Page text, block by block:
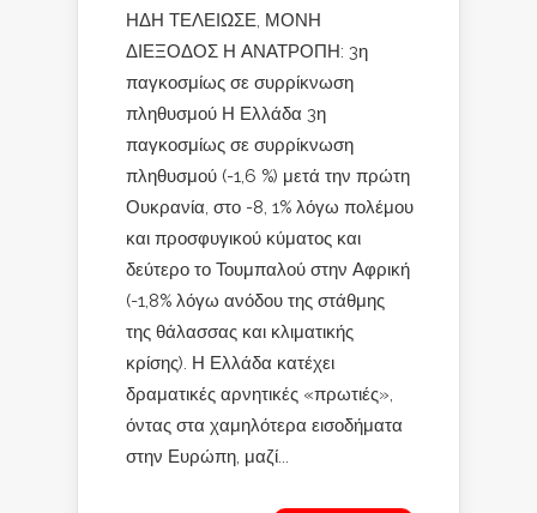
ΗΔΗ ΤΕΛΕΙΩΣΕ, ΜΟΝΗ
ΔΙΕΞΟΔΟΣ Η ΑΝΑΤΡΟΠΗ: 3η
παγκοσμίως σε συρρίκνωση
πληθυσμού Η Ελλάδα 3η
παγκοσμίως σε συρρίκνωση
πληθυσμού (-1,6 %) μετά την πρώτη
Ουκρανία, στο -8, 1% λόγω πολέμου
και προσφυγικού κύματος και
δεύτερο το Τουμπαλού στην Αφρική
(-1,8% λόγω ανόδου της στάθμης
της θάλασσας και κλιματικής
κρίσης). Η Ελλάδα κατέχει
δραματικές αρνητικές «πρωτιές»,
όντας στα χαμηλότερα εισοδήματα
στην Ευρώπη, μαζί...